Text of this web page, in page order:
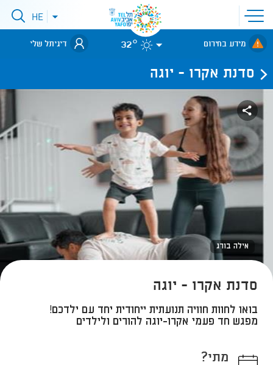
פתיחת
תפריט
אתר
לאתר עיריית
תל-אביב
פתיחתHE
מידע בחירום 32° דיגיתל שלי
סדנת אקרו - יוגה
אילה בורג
סדנת אקרו - יוגה
בואו לחוות חוויה תנועתית ייחודית יחד עם ילדכם!
מפגש חד פעמי אקרו-יוגה להורים ולילדים
מתי?